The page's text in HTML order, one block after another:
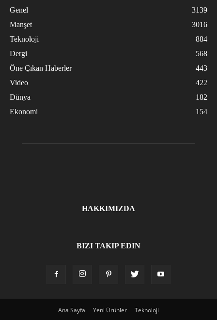
Genel
3139
Manşet
3016
Teknoloji
884
Dergi
568
Öne Çıkan Haberler
443
Video
422
Dünya
182
Ekonomi
154
HAKKIMIZDA
BIZI TAKIP EDIN
Ana Sayfa Yeni Ürünler Teknoloji